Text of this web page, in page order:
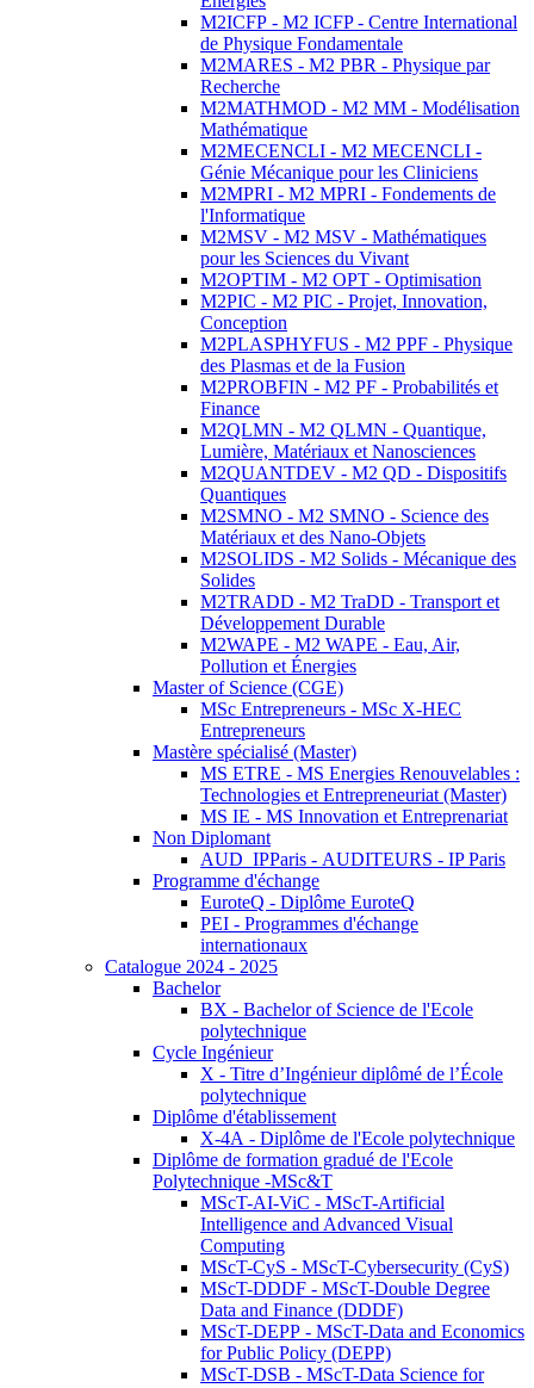
M2ICFP - M2 ICFP - Centre International
de Physique Fondamentale
M2MARES - M2 PBR - Physique par
Recherche
M2MATHMOD - M2 MM - Modélisation
Mathématique
M2MECENCLI - M2 MECENCLI -
Génie Mécanique pour les Cliniciens
M2MPRI - M2 MPRI - Fondements de
l'Informatique
M2MSV - M2 MSV - Mathématiques
pour les Sciences du Vivant
M2OPTIM - M2 OPT - Optimisation
M2PIC - M2 PIC - Projet, Innovation,
Conception
M2PLASPHYFUS - M2 PPF - Physique
des Plasmas et de la Fusion
M2PROBFIN - M2 PF - Probabilités et
Finance
M2QLMN - M2 QLMN - Quantique,
Lumière, Matériaux et Nanosciences
M2QUANTDEV - M2 QD - Dispositifs
Quantiques
M2SMNO - M2 SMNO - Science des
Matériaux et des Nano-Objets
M2SOLIDS - M2 Solids - Mécanique des
Solides
M2TRADD - M2 TraDD - Transport et
Développement Durable
M2WAPE - M2 WAPE - Eau, Air,
Pollution et Énergies
Master of Science (CGE)
MSc Entrepreneurs - MSc X-HEC
Entrepreneurs
Mastère spécialisé (Master)
MS ETRE - MS Energies Renouvelables :
Technologies et Entrepreneuriat (Master)
MS IE - MS Innovation et Entreprenariat
Non Diplomant
AUD_IPParis - AUDITEURS - IP Paris
Programme d'échange
EuroteQ - Diplôme EuroteQ
PEI - Programmes d'échange
internationaux
Catalogue 2024 - 2025
Bachelor
BX - Bachelor of Science de l'Ecole
polytechnique
Cycle Ingénieur
X - Titre d’Ingénieur diplômé de l’École
polytechnique
Diplôme d'établissement
X-4A - Diplôme de l'Ecole polytechnique
Diplôme de formation gradué de l'Ecole
Polytechnique -MSc&T
MScT-AI-ViC - MScT-Artificial
Intelligence and Advanced Visual
Computing
MScT-CyS - MScT-Cybersecurity (CyS)
MScT-DDDF - MScT-Double Degree
Data and Finance (DDDF)
MScT-DEPP - MScT-Data and Economics
for Public Policy (DEPP)
MScT-DSB - MScT-Data Science for